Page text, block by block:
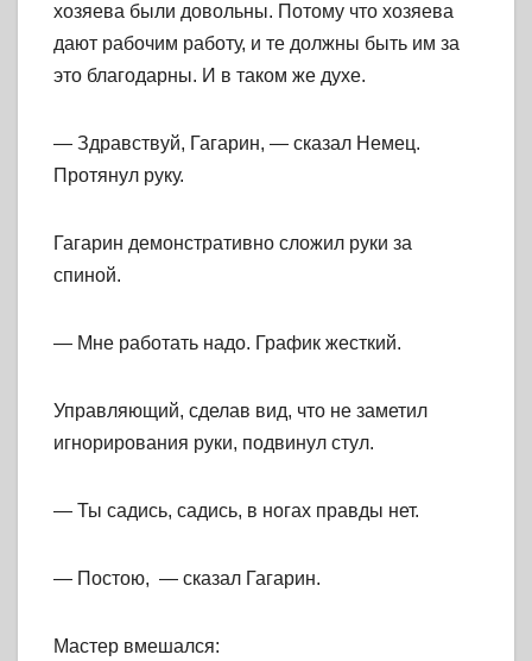
хозяева были довольны. Потому что хозяева
дают рабочим работу, и те должны быть им за
это благодарны. И в таком же духе.
— Здравствуй, Гагарин, — сказал Немец.
Протянул руку.
Гагарин демонстративно сложил руки за
спиной.
— Мне работать надо. График жесткий.
Управляющий, сделав вид, что не заметил
игнорирования руки, подвинул стул.
— Ты садись, садись, в ногах правды нет.
— Постою, — сказал Гагарин.
Мастер вмешался: